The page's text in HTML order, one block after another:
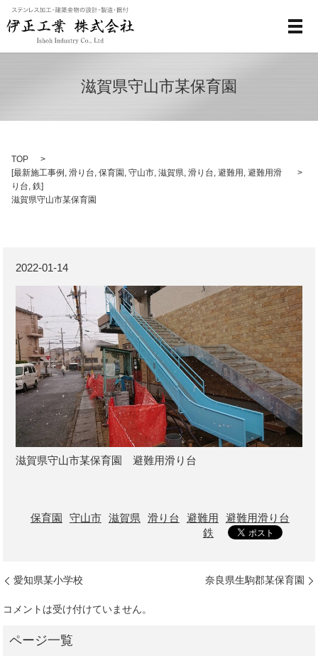
メ
滋賀県守山市某保育園
TOP
[最新施工事例 ,滑り台,保育園 ,守山市,滋賀県,滑り台,避難用 ,避難用滑
り台,鉄]
滋賀県守山市某保育園
2022-01-14
滋賀県守山市某保育園 避難用滑り台
保育園 守山市 滋賀県 滑り台 避難用
避難用滑り台
鉄
愛知県某小学校 奈良県生駒郡某保育園
コメントは受け付けていません。